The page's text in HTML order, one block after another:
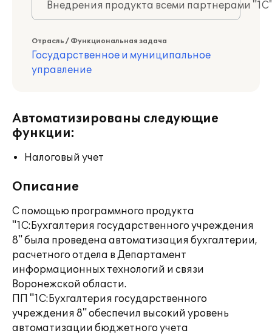
Внедрения продукта всеми партнерами
Отрасль / Функциональная задача
Государственное и муниципальное
управление
Автоматизированы следующие
функции:
Налоговый учет
Описание
С помощью программного продукта
"1С:Бухгалтерия государственного учреждения
8" была проведена автоматизация бухгалтерии,
расчетного отдела в Департамент
информационных технологий и связи
Воронежской области.
ПП "1С:Бухгалтерия государственного
учреждения 8" обеспечил высокий уровень
автоматизации бюджетного учета